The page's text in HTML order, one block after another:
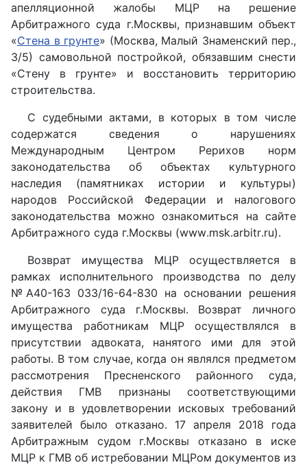
апелляционной жалобы МЦР на решение
Арбитражного суда г.Москвы, признавшим объект
«Стена в грунте» (Москва, Малый Знаменский пер.,
3/5) самовольной постройкой, обязавшим снести
«Стену в грунте» и восстановить территорию
строительства.
С судебными актами, в которых в том числе
содержатся сведения о нарушениях
Международным Центром Рерихов норм
законодательства об объектах культурного
наследия (памятниках истории и культуры)
народов Российской Федерации и налогового
законодательства можно ознакомиться на сайте
Арбитражного суда г.Москвы (www.msk.arbitr.ru).
Возврат имущества МЦР осуществляется в
рамках исполнительного производства по делу
№А40-163 033/16-64-830 на основании решения
Арбитражного суда г.Москвы. Возврат личного
имущества работникам МЦР осуществлялся в
присутствии адвоката, нанятого ими для этой
работы. В том случае, когда он являлся предметом
рассмотрения Пресненского районного суда,
действия ГМВ признаны соответствующими
закону и в удовлетворении исковых требований
заявителей было отказано. 17 апреля 2018 года
Арбитражным судом г.Москвы отказано в иске
МЦР к ГМВ об истребовании МЦРом документов из